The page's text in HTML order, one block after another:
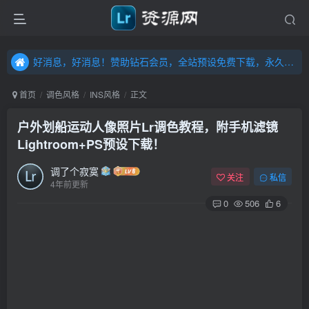
好消息，好消息！赞助钻石会员，全站预设免费下载，永久钻石会员，”送“万元超值资源，内容丰富，容量高达20T，不断更新！点击进入……
好消息，好消息！赞助钻石会员，全站预设免费下载，永久钻石会员，”送“万元超值资源，内容丰富，容量高达20T，不断更新！点击进入……
首页 调色风格 INS风格 正文
户外划船运动人像照片Lr调色教程，附手机滤镜
Lightroom+PS预设下载！
调了个寂寞
4年前更新
关注 私信
0 506 6